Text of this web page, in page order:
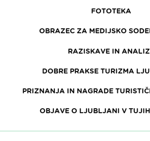
FOTOTEKA
OBRAZEC ZA MEDIJSKO
RAZISKAVE IN
DOBRE PRAKSE TURIZMA
PRIZNANJA IN NAGRADE
OBJAVE O LJUBLJANI V